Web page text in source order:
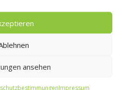
ansehen
Impressum
Fricke | nominiert von Ralf